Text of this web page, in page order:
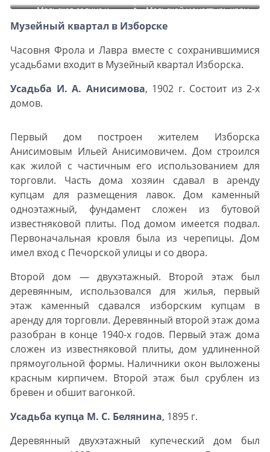
Мальская долина и
монастырь
Мальской монастырь храм
Музейный квартал в Изборске
Часовня Фрола и Лавра вместе с сохранившимися
усадьбами входит в Музейный квартал Изборска.
Усадьба И. А. Анисимова, 1902 г. Состоит из 2-х
домов.
Первый дом построен жителем Изборска
Анисимовым Ильей Анисимовичем. Дом строился
как жилой с частичным его использованием для
торговли. Часть дома хозяин сдавал в аренду
купцам для размещения лавок. Дом каменный
одноэтажный, фундамент сложен из бутовой
известняковой плиты. Под домом имеется подвал.
Первоначальная кровля была из черепицы. Дом
имел вход с Печорской улицы и со двора.
Второй дом — двухэтажный. Второй этаж был
деревянным, использовался для жилья, первый
этаж каменный сдавался изборским купцам в
аренду для торговли. Деревянный второй этаж дома
разобран в конце 1940-х годов. Первый этаж дома
сложен из известняковой плиты, дом удлиненной
прямоугольной формы. Наличники окон выложены
красным кирпичем. Второй этаж был срублен из
бревен и обшит вагонкой.
Усадьба купца М. С. Белянина, 1895 г.
Деревянный двухэтажный купеческий дом был